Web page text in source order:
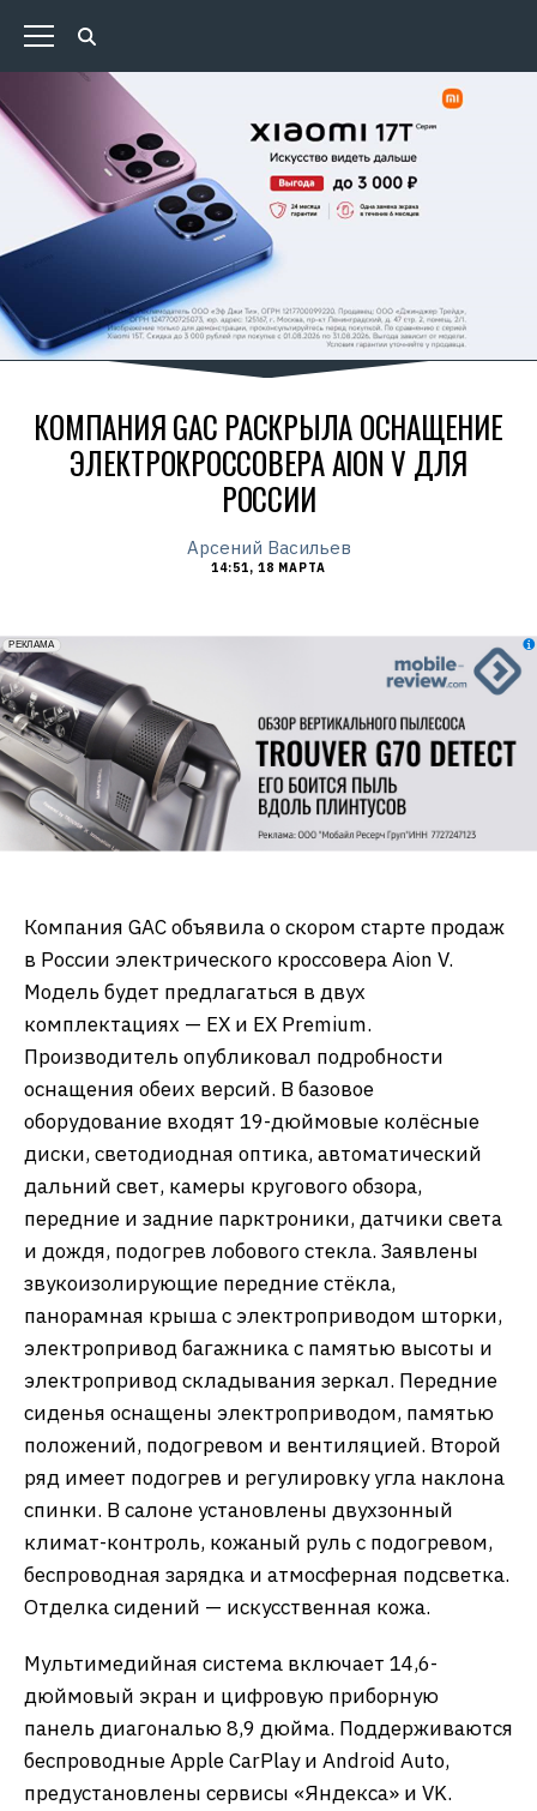
КОМПАНИЯ GAC РАСКРЫЛА ОСНАЩЕНИЕ
ЭЛЕКТРОКРОССОВЕРА AION V ДЛЯ
РОССИИ
Арсений Васильев
14:51, 18 МАРТА
erid: 2VfnxxmNzs5
РЕКЛАМА
Компания GAC объявила о скором старте продаж
в России электрического кроссовера Aion V.
Модель будет предлагаться в двух
комплектациях — EX и EX Premium.
Производитель опубликовал подробности
оснащения обеих версий. В базовое
оборудование входят 19-дюймовые колёсные
диски, светодиодная оптика, автоматический
дальний свет, камеры кругового обзора,
передние и задние парктроники, датчики света
и дождя, подогрев лобового стекла. Заявлены
звукоизолирующие передние стёкла,
панорамная крыша с электроприводом шторки,
электропривод багажника с памятью высоты и
электропривод складывания зеркал. Передние
сиденья оснащены электроприводом, памятью
положений, подогревом и вентиляцией. Второй
ряд имеет подогрев и регулировку угла наклона
спинки. В салоне установлены двухзонный
климат-контроль, кожаный руль с подогревом,
беспроводная зарядка и атмосферная подсветка.
Отделка сидений — искусственная кожа.
Мультимедийная система включает 14,6-
дюймовый экран и цифровую приборную
панель диагональю 8,9 дюйма. Поддерживаются
беспроводные Apple CarPlay и Android Auto,
предустановлены сервисы «Яндекса» и VK.